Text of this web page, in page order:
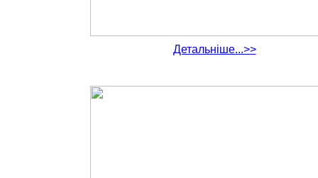
Детальніше...>>